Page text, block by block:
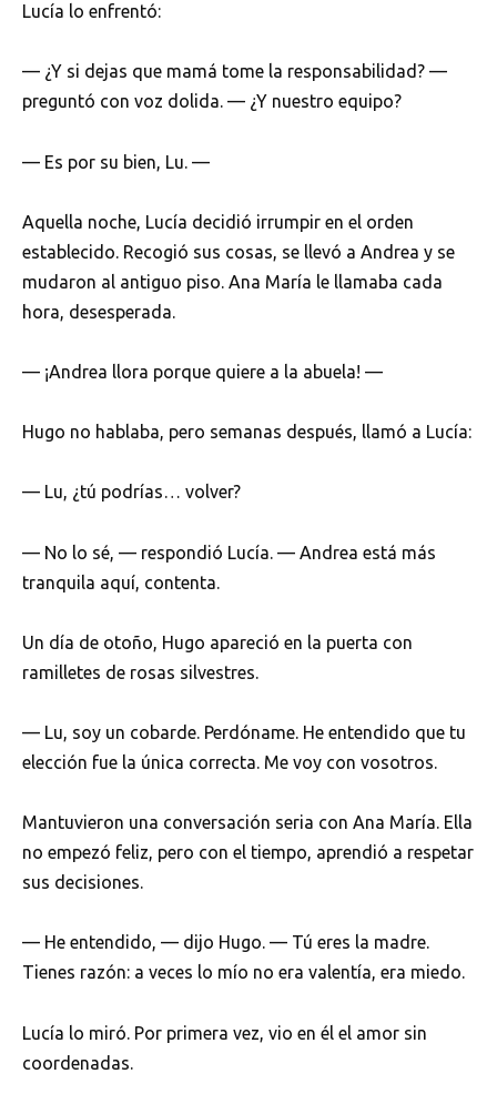
Lucía lo enfrentó:
— ¿Y si dejas que mamá tome la responsabilidad? —
preguntó con voz dolida. — ¿Y nuestro equipo?
— Es por su bien, Lu. —
Aquella noche, Lucía decidió irrumpir en el orden
establecido. Recogió sus cosas, se llevó a Andrea y se
mudaron al antiguo piso. Ana María le llamaba cada
hora, desesperada.
— ¡Andrea llora porque quiere a la abuela! —
Hugo no hablaba, pero semanas después, llamó a Lucía:
— Lu, ¿tú podrías… volver?
— No lo sé, — respondió Lucía. — Andrea está más
tranquila aquí, contenta.
Un día de otoño, Hugo apareció en la puerta con
ramilletes de rosas silvestres.
— Lu, soy un cobarde. Perdóname. He entendido que tu
elección fue la única correcta. Me voy con vosotros.
Mantuvieron una conversación seria con Ana María. Ella
no empezó feliz, pero con el tiempo, aprendió a respetar
sus decisiones.
— He entendido, — dijo Hugo. — Tú eres la madre.
Tienes razón: a veces lo mío no era valentía, era miedo.
Lucía lo miró. Por primera vez, vio en él el amor sin
coordenadas.